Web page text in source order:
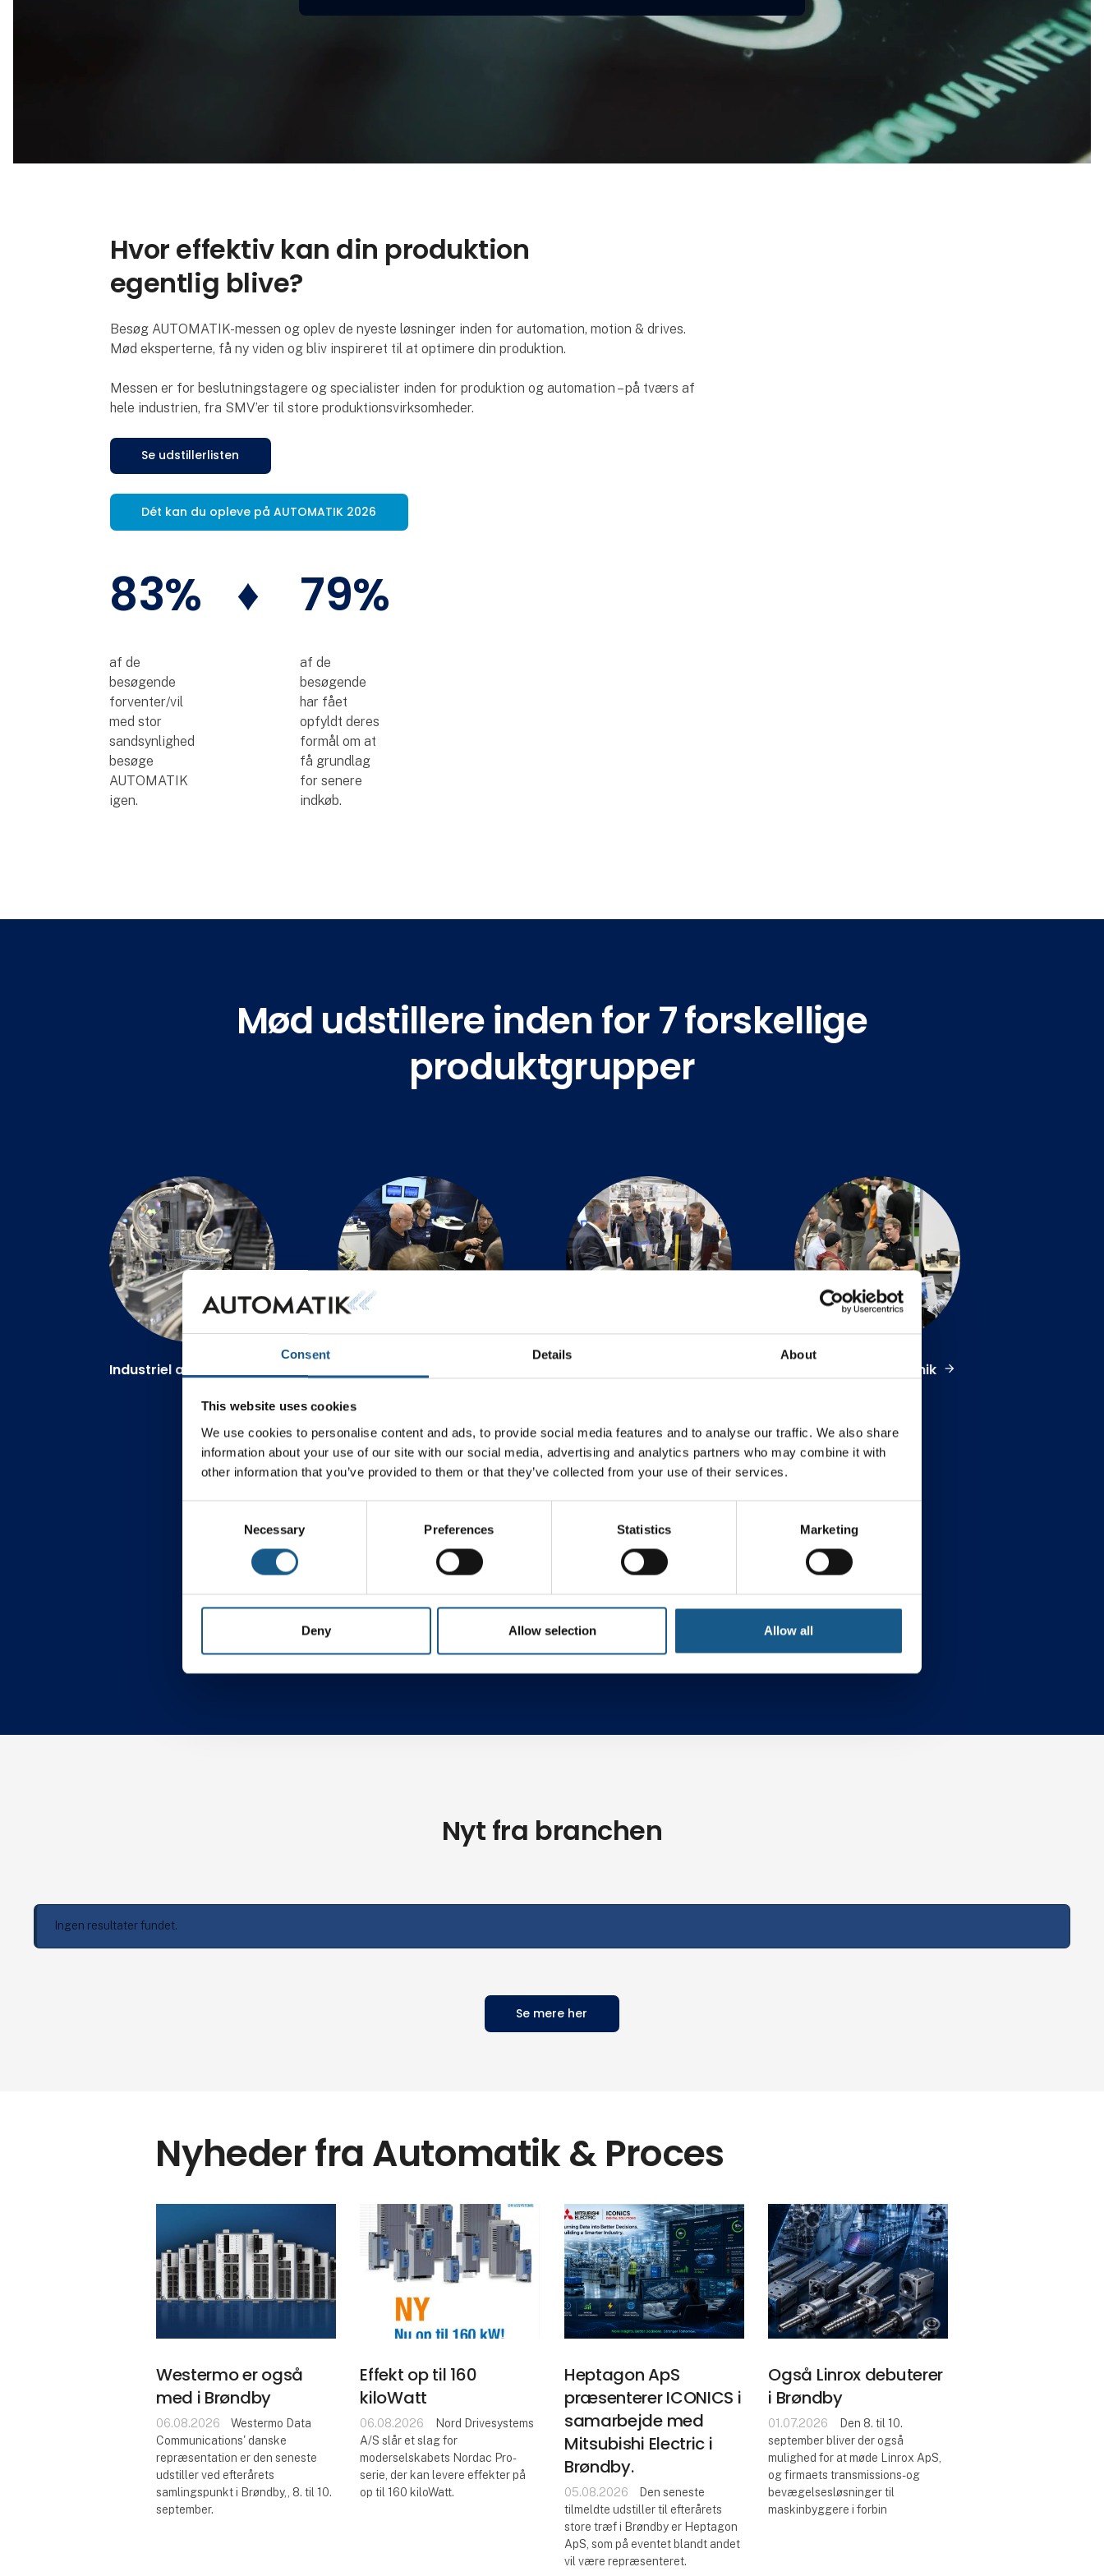
Consent Details About
This website uses cookies
We use cookies to personalise content and ads, to provide social media features and to analyse our traffic. We also share
information about your use of our site with our social media, advertising and analytics partners who may combine it with
other information that you’ve provided to them or that they’ve collected from your use of their services.
Necessary Preferences Statistics Marketing
Deny Allow selection Allow all
Hvor effektiv kan din produktion
egentlig blive?
Besøg AUTOMATIK-messen og oplev de nyeste løsninger inden for automation, motion & drives.
Mød eksperterne, få ny viden og bliv inspireret til at optimere din produktion.
Messen er for beslutningstagere og specialister inden for produktion og automation – på tværs af
hele industrien, fra SMV’er til store produktionsvirksomheder.
Se udstillerlisten
Dét kan du opleve på AUTOMATIK 2026
83%
af de
besøgende
forventer/vil
med stor
sandsynlighed
besøge
AUTOMATIK
igen.
♦ 79%
af de
besøgende
har fået
opfyldt deres
formål om at
få grundlag
for senere
indkøb.
Mød udstillere inden for 7 forskellige
produktgrupper
Industriel automation Transmissionsteknik
Procesautomatisering Robotteknologi AI & Cybersecurity
Nyt fra branchen
Ingen resultater fundet.
Se mere her
Nyheder fra Automatik & Proces
Westermo er også
med i Brøndby
06.08.2026
Westermo Data
Communications' danske
repræsentation er den seneste
udstiller ved efterårets
samlingspunkt i Brøndby,, 8. til 10.
september.
Effekt op til 160
kiloWatt
06.08.2026
Nord Drivesystems
A/S slår et slag for
moderselskabets Nordac Pro-
serie, der kan levere effekter på
op til 160 kiloWatt.
Heptagon ApS
præsenterer ICONICS i
samarbejde med
Mitsubishi Electric i
Brøndby.
05.08.2026
Den seneste
tilmeldte udstiller til efterårets
store træf i Brøndby er Heptagon
ApS, som på eventet blandt andet
vil være repræsenteret.
Også Linrox debuterer
i Brøndby
01.07.2026
Den 8. til 10.
september bliver der også
mulighed for at møde Linrox ApS,
og firmaets transmissions- og
bevægelsesløsninger til
maskinbyggere i forbin